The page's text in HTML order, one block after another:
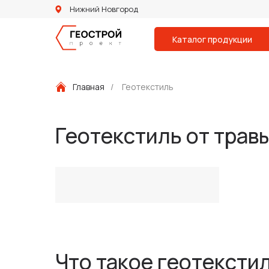
Нижний Новгород
Каталог продукции
Главная / Геотекстиль
Геотекстиль от
Что такое